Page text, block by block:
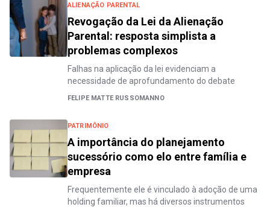
ALIENAÇÃO PARENTAL
Revogação da Lei da Alienação
Parental: resposta simplista a
problemas complexos
Falhas na aplicação da lei evidenciam a
necessidade de aprofundamento do debate
FELIPE MATTE RUSSOMANNO
PATRIMÔNIO
A importância do planejamento
sucessório como elo entre família e
empresa
Frequentemente ele é vinculado à adoção de uma
holding familiar, mas há diversos instrumentos